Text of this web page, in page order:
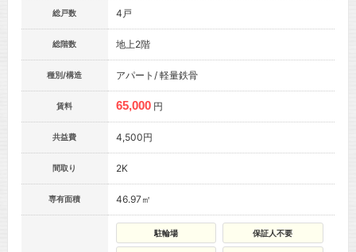
総戸数 4戸
総階数 地上2階
種別/構造 アパート/ 軽量鉄骨
賃料 65,000 円
共益費 4,500円
間取り 2K
専有面積 46.97㎡
駐輪場 保証人不要